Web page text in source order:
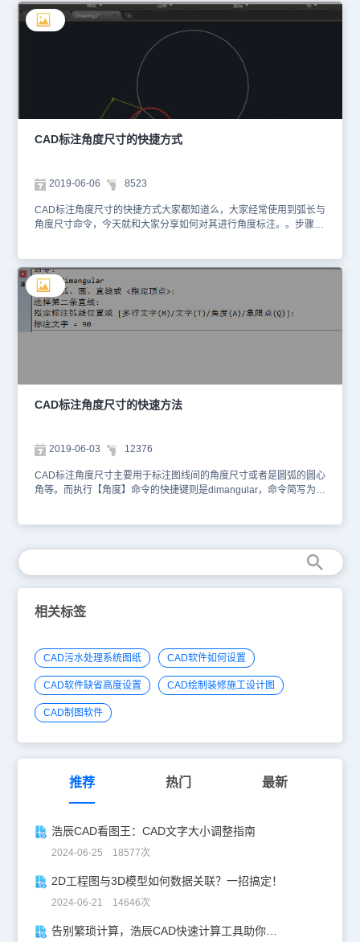
CAD标注角度尺寸的快捷方式
2019-06-06 8523
CAD标注角度尺寸的快捷方式大家都知道么，大家经常使用到弧长与
角度尺寸命令，今天就和大家分享如何对其进行角度标注。。步骤
文字说明；步骤三：执行弧长标注后，选择需要标注的圆弧，其尺寸
就显示出来了，在其尺寸前，有C符号；步骤四：角度标注的定义：
测量选定的几何对象或 3 个点之间的角度。步骤五：执行角度标注，
分别先择水平线与斜线，其显示的数值是40度，标注尺寸放置的位置
不同，其显示结果也不同，如图2； 步骤六：角度标注不但可以选
的，希望大家可以看明白并使用。
CAD标注角度尺寸的快速方法
2019-06-03 12376
CAD标注角度尺寸主要用于标注图线间的角度尺寸或者是圆弧的圆心
角等。而执行【角度】命令的快捷键则是dimangular，命令简写为
度】快捷键，配合端点捕捉功能标注角度尺寸。2. 命令行操作过程
如下图所示。 3. 完成标注。在标注角度尺寸时，如果选择的是圆
弧，系统将自动以圆弧的圆心作为顶点、圆弧顶点作为延伸线的原
点，标注圆弧的角度；如果选择的对象为圆时，系统将以选择的点作
为第一条延伸线的原点，以圆心作为定点，第二条延伸线的原点可以
位于圆上，也可以在圆外或者圆内。熟悉了标注角度的命令以及相关
相关标签
CAD污水处理系统图纸 CAD软件如何设置
CAD软件缺省高度设置 CAD绘制装修施工设计图
CAD制图软件
推荐 热门 最新
浩辰CAD看图王：CAD文字大小调整指南
2024-06-25 18577次
2D工程图与3D模型如何数据关联？一招搞定！
2024-06-21 14646次
告别繁琐计算，浩辰CAD快速计算工具助你一臂之力！